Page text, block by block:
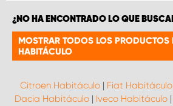
¿NO HA ENCONTRADO LO QUE
MOSTRAR TODOS LOS
HABITÁCULO
Citroen Habitáculo | Fiat Habitáculo
Dacia Habitáculo | Iveco Habitáculo |